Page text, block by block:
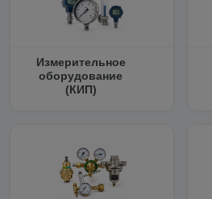
Измерительное
оборудование
(КИП)